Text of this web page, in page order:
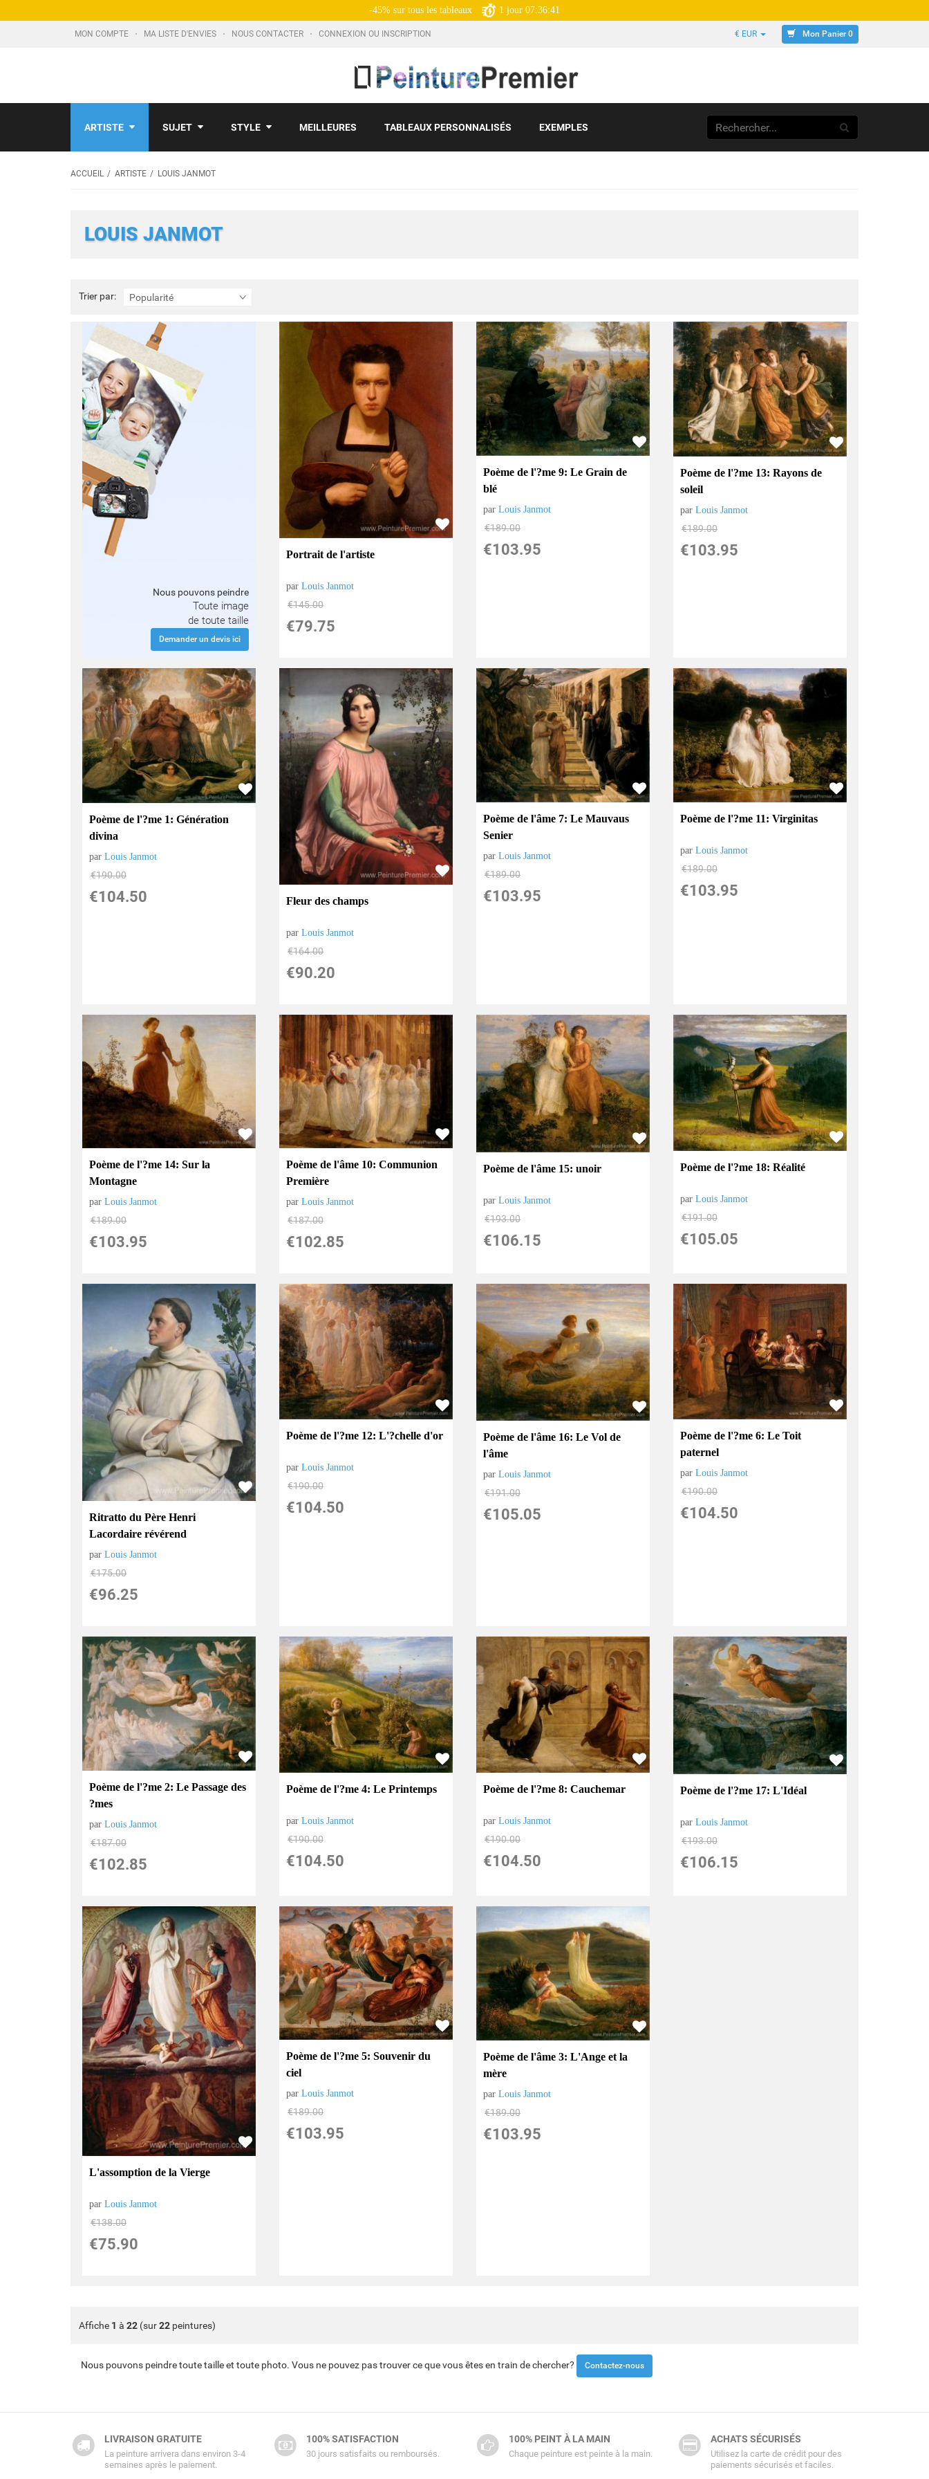
-45% sur tous les tableaux 1 jour 07:36:39
MON COMPTE MA LISTE D'ENVIES NOUS CONTACTER CONNEXION OU INSCRIPTION € EUR Mon Panier 0
ARTISTE SUJET STYLE MEILLEURES TABLEAUX PERSONNALISÉS EXEMPLES
ACCUEIL ARTISTE LOUIS JANMOT
LOUIS JANMOT
Trier par: Popularité
Trier
par:
Nous pouvons peindre
Toute image
de toute taille
Demander un devis ici
Portrait de l'artiste
parLouis Janmot
€145.00
€79.75
Poème de l'?me 9: Le Grain de
blé
parLouis Janmot
€189.00
€103.95
Poème de l'?me 13: Rayons de
soleil
parLouis Janmot
€189.00
€103.95
Poème de l'?me 1: Génération
divina
parLouis Janmot
€190.00
€104.50 Fleur des champs
parLouis Janmot
€164.00
€90.20
Poème de l'âme 7: Le Mauvaus
Senier
parLouis Janmot
€189.00
€103.95
Poème de l'?me 11: Virginitas
parLouis Janmot
€189.00
€103.95
Poème de l'?me 14: Sur la
Montagne
parLouis Janmot
€189.00
€103.95
Poème de l'âme 10: Communion
Première
parLouis Janmot
€187.00
€102.85
Poème de l'âme 15: unoir
parLouis Janmot
€193.00
€106.15
Poème de l'?me 18: Réalité
parLouis Janmot
€191.00
€105.05
Ritratto du Père Henri
Lacordaire révérend
parLouis Janmot
€175.00
€96.25
Poème de l'?me 12: L'?chelle d'or
parLouis Janmot
€190.00
€104.50
Poème de l'âme 16: Le Vol de
l'âme
parLouis Janmot
€191.00
€105.05
Poème de l'?me 6: Le Toit
paternel
parLouis Janmot
€190.00
€104.50
Poème de l'?me 2: Le Passage des
?mes
parLouis Janmot
€187.00
€102.85
Poème de l'?me 4: Le Printemps
parLouis Janmot
€190.00
€104.50
Poème de l'?me 8: Cauchemar
parLouis Janmot
€190.00
€104.50
Poème de l'?me 17: L'Idéal
parLouis Janmot
€193.00
€106.15
L'assomption de la Vierge
parLouis Janmot
€138.00
€75.90
Poème de l'?me 5: Souvenir du
ciel
parLouis Janmot
€189.00
€103.95
Poème de l'âme 3: L'Ange et la
mère
parLouis Janmot
€189.00
€103.95
Affiche 1 à 22 (sur22 peintures)
Nous pouvons peindre toute taille et toute photo. Vous ne pouvez pas trouver ce que vous êtes en train de chercher? Contactez-nous
LIVRAISON GRATUITE
La peinture arrivera dans environ 3-4
semaines après le paiement.
100% SATISFACTION
30 jours satisfaits ou remboursés.
100% PEINT À LA MAIN
Chaque peinture est peinte à la main.
ACHATS SÉCURISÉS
Utilisez la carte de crédit pour des
paiements sécurisés et faciles.